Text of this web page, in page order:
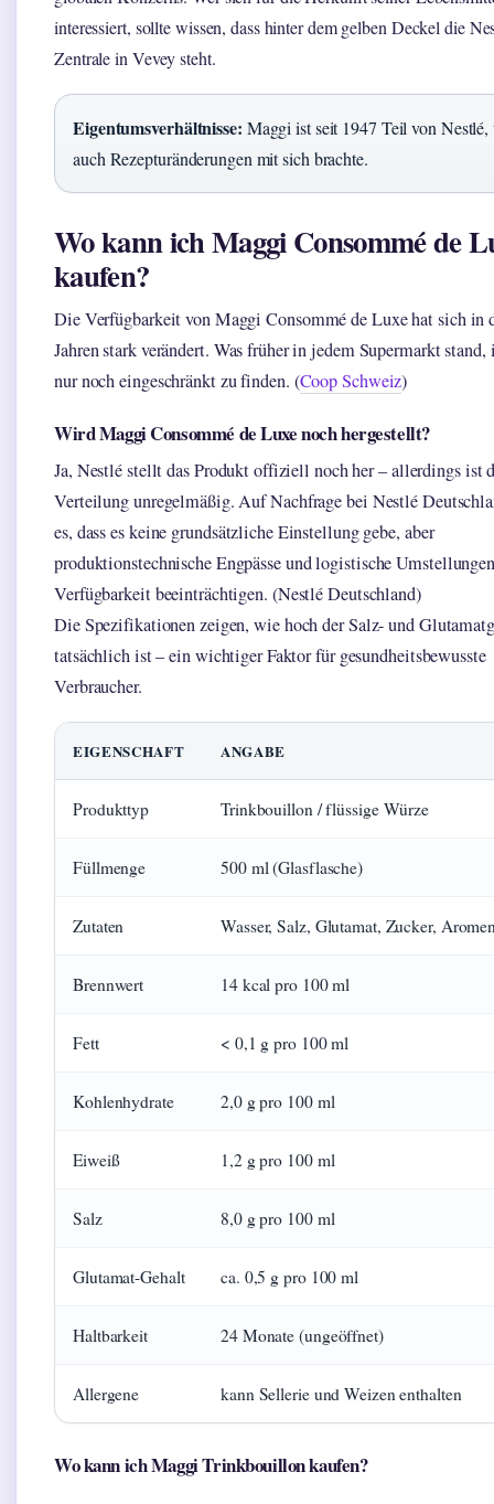
interessiert, sollte wissen, dass hinter dem gelben Deckel die
Zentrale in Vevey steht.
Eigentumsverhältnisse: Maggi ist seit 1947 Teil von Nestlé,
auch Rezepturänderungen mit sich brachte.
Wo kann ich Maggi Consommé de
kaufen?
Die Verfügbarkeit von Maggi Consommé de Luxe hat sich in
Jahren stark verändert. Was früher in jedem Supermarkt stand,
nur noch eingeschränkt zu finden. (Coop Schweiz)
Wird Maggi Consommé de Luxe noch hergestellt?
Ja, Nestlé stellt das Produkt offiziell noch her – allerdings ist
Verteilung unregelmäßig. Auf Nachfrage bei Nestlé
es, dass es keine grundsätzliche Einstellung gebe, aber
produktionstechnische Engpässe und logistische
Verfügbarkeit beeinträchtigen. (Nestlé Deutschland)
Die Spezifikationen zeigen, wie hoch der Salz- und
tatsächlich ist – ein wichtiger Faktor für gesundheitsbewusste
Verbraucher.
EIGENSCHAFT ANGABE
Produkttyp Trinkbouillon / flüssige Würze
Füllmenge 500 ml (Glasflasche)
Zutaten Wasser, Salz, Glutamat, Zucker,
Brennwert 14 kcal pro 100 ml
Fett < 0,1 g pro 100 ml
Kohlenhydrate 2,0 g pro 100 ml
Eiweiß 1,2 g pro 100 ml
Salz 8,0 g pro 100 ml
Glutamat-Gehalt ca. 0,5 g pro 100 ml
Haltbarkeit 24 Monate (ungeöffnet)
Allergene kann Sellerie und Weizen enthalten
Wo kann ich Maggi Trinkbouillon kaufen?